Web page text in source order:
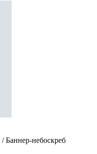
/ Баннер-небоскреб